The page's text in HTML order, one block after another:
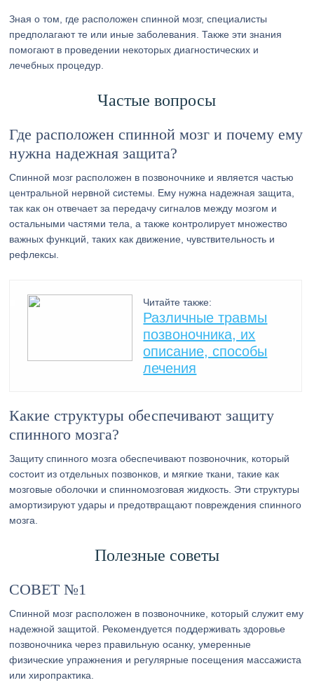
Зная о том, где расположен спинной мозг, специалисты
предполагают те или иные заболевания. Также эти знания
помогают в проведении некоторых диагностических и
лечебных процедур.
Частые вопросы
Где расположен спинной мозг и почему ему
нужна надежная защита?
Спинной мозг расположен в позвоночнике и является частью
центральной нервной системы. Ему нужна надежная защита,
так как он отвечает за передачу сигналов между мозгом и
остальными частями тела, а также контролирует множество
важных функций, таких как движение, чувствительность и
рефлексы.
Читайте также:
Различные травмы
позвоночника, их
описание, способы
лечения
Какие структуры обеспечивают защиту
спинного мозга?
Защиту спинного мозга обеспечивают позвоночник, который
состоит из отдельных позвонков, и мягкие ткани, такие как
мозговые оболочки и спинномозговая жидкость. Эти структуры
амортизируют удары и предотвращают повреждения спинного
мозга.
Полезные советы
СОВЕТ №1
Спинной мозг расположен в позвоночнике, который служит ему
надежной защитой. Рекомендуется поддерживать здоровье
позвоночника через правильную осанку, умеренные
физические упражнения и регулярные посещения массажиста
или хиропрактика.